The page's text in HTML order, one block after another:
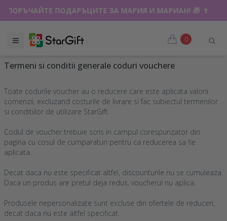
ПОРЪЧАЙТЕ ПОДАРЪЦИТЕ ЗА МАРИЯ И МАРИАН! 🎁 🍷
0
Termeni si conditii generale coduri vouchere
Toate codurile voucher au o reducere care este aplicata valorii
comenzii, excluzand costurile de livrare si fac subiectul termenilor
si conditiilor de utilizare StarGift.
Codul de voucher trebuie scris in campul corespunzator din
pagina cu cosul de cumparaturi pentru ca reducerea sa fie
aplicata.
Decat daca nu este specificat altfel, discounturile nu se cumuleaza.
Daca un produs are pretul deja redus, voucherul nu aplica.
Produsele nepersonalizate sunt excluse din ofertele de reduceri,
decat daca nu este altfel specificat.